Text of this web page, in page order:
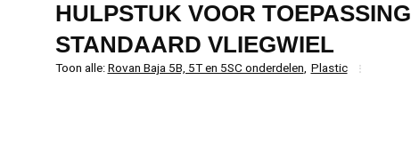
HULPSTUK VOOR
STANDAARD VLIEGWIEL
Toon alle:Rovan Baja 5B, 5T en 5SC onderdelen, Plastic